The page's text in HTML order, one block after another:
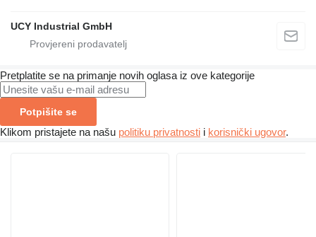
UCY Industrial GmbH
Pretplatite se na primanje novih oglasa iz ove kategorije
Potpišite se
Klikom pristajete na našu politiku privatnosti i korisnički ugovor.